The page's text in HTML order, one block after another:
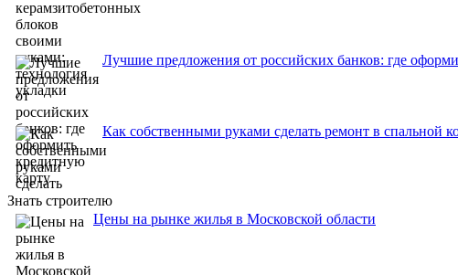
Лучшие предложения от российских банков: где
Как собственными руками сделать ремонт в спальной
Знать строителю
Цены на рынке жилья в Московской области